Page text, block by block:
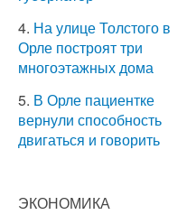
4. На улице Толстого в
Орле построят три
многоэтажных дома
5. В Орле пациентке
вернули способность
двигаться и говорить
ЭКОНОМИКА